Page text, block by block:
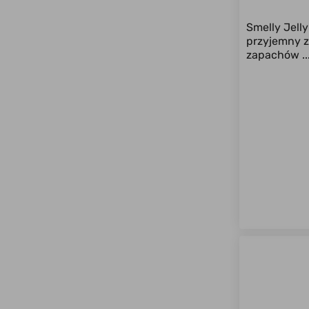
Smelly
przyjemny
zapachów ...